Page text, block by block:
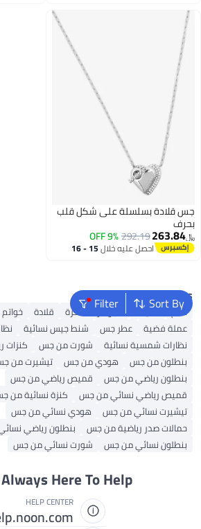
جس قلادة بسلسلة على شكل قلب
بحرف
﷼‏263.84
292.19
9% OFF
احصل عليه خلال 15 - 16
Sort By
FilterPopular Searches
خاتم تعليقة مجوهرات فاخرة قلادة خواتم
عملة فضية
عطر جس شنط جيس نسائية
نظارات شمسية نسائية
شورت من جس
كنزات
بنطلون من جس
هودي من جس
تيشيرت من
بنطلون رياضي من جس
قميص رياضي من جس
قميص رياضي نسائي من جس
كنزة نسائية من
تيشيرت نسائي من جس
هودي نسائي من جس
حمالات صدر رياضية من جس
بنطلون رياضي
بنطلون نسائي من جس
شورت نسائي من جس
Here To Help
HELP CENTER